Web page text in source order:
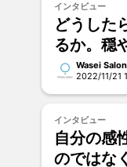
インタビュー
どうした
るか。穏
た先で働
田大輝
Wasei Salon
2022/11/21
インタビュー
自分の感
のではな